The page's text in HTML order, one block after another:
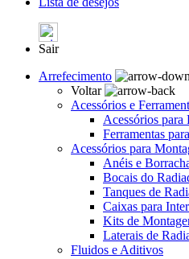
Sair
Arrefecimento
Voltar
Acessórios e
Acessórios para
Ferramentas
Acessórios para
Anéis e
Bocais do
Tanques de
Caixas para
Kits de
Laterais de
Fluidos e Aditivos